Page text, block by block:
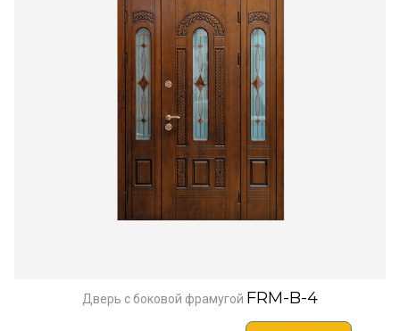
Дверь с боковой фрамугой FRM-B-4